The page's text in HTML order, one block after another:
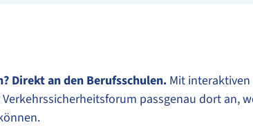
Direkt an den Berufsschulen. Mit interaktiven
passgenau dort an,